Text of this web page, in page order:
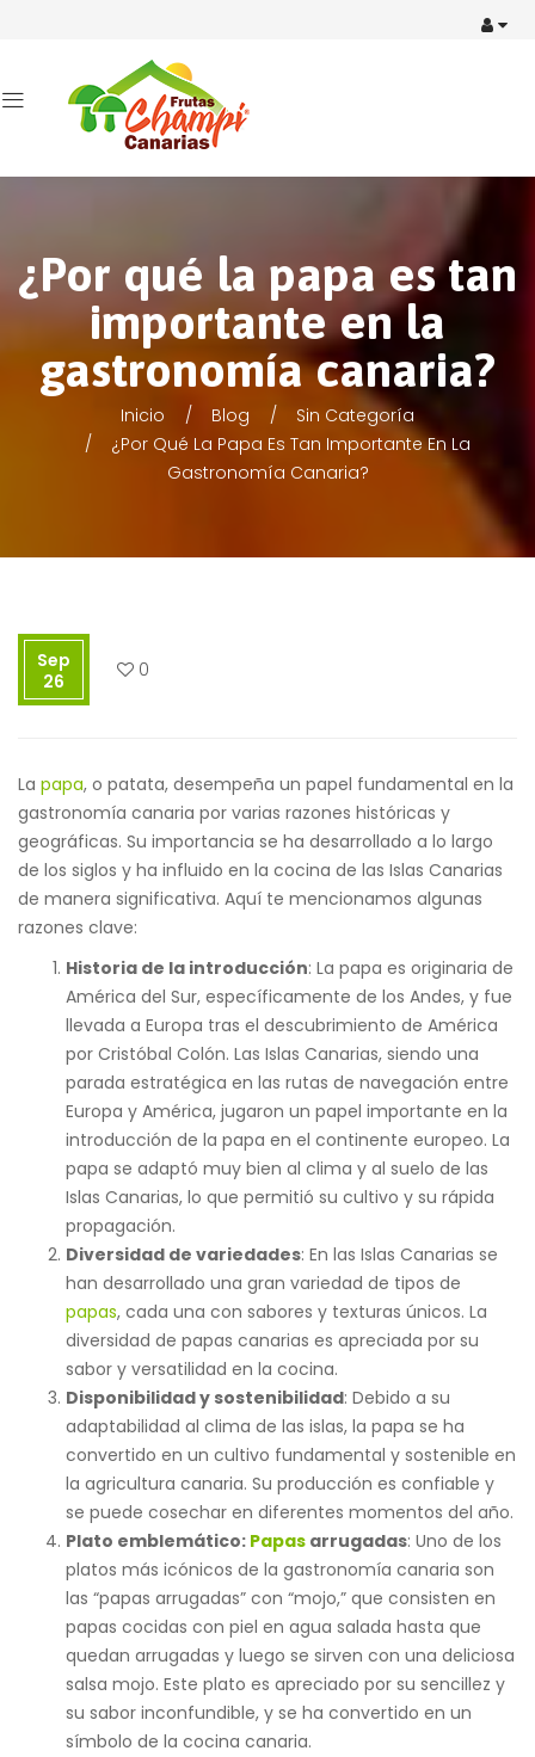
¿Por qué la papa es tan
importante en la
gastronomía canaria?
Inicio Blog
Sin Categoría
¿Por Qué La Papa Es Tan Importante En La
Gastronomía Canaria?
Sep
26
0
La papa, o patata, desempeña un papel fundamental en la
gastronomía canaria por varias razones históricas y
geográficas. Su importancia se ha desarrollado a lo largo
de los siglos y ha influido en la cocina de las Islas Canarias
de manera significativa. Aquí te mencionamos algunas
razones clave:
Historia de la introducción: La papa es originaria de
América del Sur, específicamente de los Andes, y fue
llevada a Europa tras el descubrimiento de América
por Cristóbal Colón. Las Islas Canarias, siendo una
parada estratégica en las rutas de navegación entre
Europa y América, jugaron un papel importante en la
introducción de la papa en el continente europeo. La
papa se adaptó muy bien al clima y al suelo de las
Islas Canarias, lo que permitió su cultivo y su rápida
propagación.
Diversidad de variedades: En las Islas Canarias se
han desarrollado una gran variedad de tipos de
papas, cada una con sabores y texturas únicos. La
diversidad de papas canarias es apreciada por su
sabor y versatilidad en la cocina.
Disponibilidad y sostenibilidad: Debido a su
adaptabilidad al clima de las islas, la papa se ha
convertido en un cultivo fundamental y sostenible en
la agricultura canaria. Su producción es confiable y
se puede cosechar en diferentes momentos del año.
Plato emblemático: Papas arrugadas: Uno de los
platos más icónicos de la gastronomía canaria son
las “papas arrugadas” con “mojo,” que consisten en
papas cocidas con piel en agua salada hasta que
quedan arrugadas y luego se sirven con una deliciosa
salsa mojo. Este plato es apreciado por su sencillez y
su sabor inconfundible, y se ha convertido en un
símbolo de la cocina canaria.